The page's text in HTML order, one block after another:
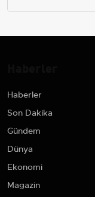
Haberler
Son Dakika
Gündem
Dünya
Ekonomi
Magazin